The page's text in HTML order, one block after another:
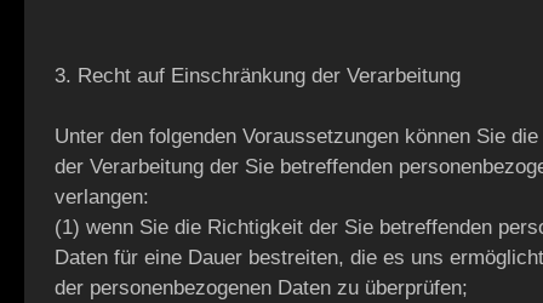
3. Recht auf Einschränkung der Verarbeitung
Unter den folgenden Voraussetzungen können Sie
der Verarbeitung der Sie betreffenden
verlangen:
(1) wenn Sie die Richtigkeit der Sie betreffenden
Daten für eine Dauer bestreiten, die es uns
der personenbezogenen Daten zu überprüfen;